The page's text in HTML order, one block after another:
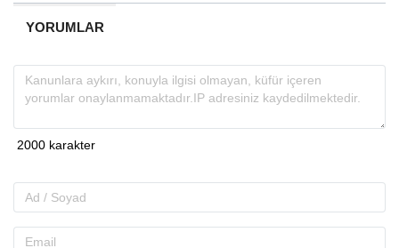
YORUMLAR